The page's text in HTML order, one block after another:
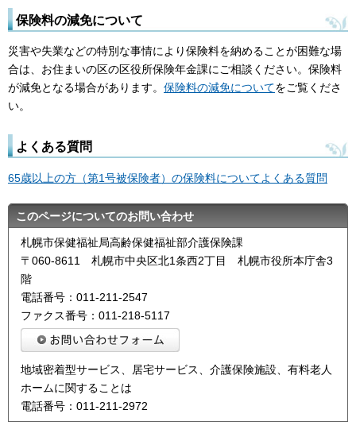
保険料の減免について
災害や失業などの特別な事情により保険料を納めることが困難な場
合は、お住まいの区の区役所保険年金課にご相談ください。保険料
が減免となる場合があります。 保険料の減免についてをご覧くださ
い。
よくある質問
65歳以上の方（第1号被保険者）の保険料についてよくある質問
このページについてのお問い合わせ
札幌市保健福祉局高齢保健福祉部介護保険課
〒060-8611 札幌市中央区北1条西2丁目 札幌市役所本庁舎3
階
電話番号：011-211-2547
ファクス番号：011-218-5117
地域密着型サービス、居宅サービス、介護保険施設、有料老人
ホームに関することは
電話番号：011-211-2972